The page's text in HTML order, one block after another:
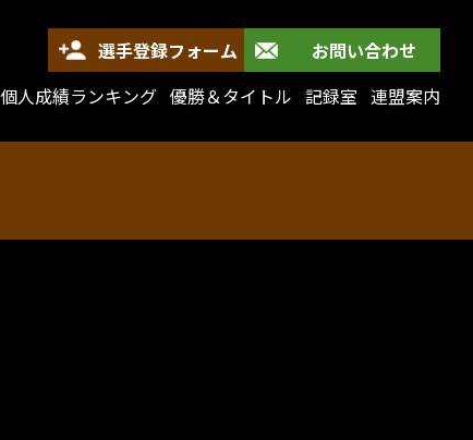
選手登録フォーム
お問い合わせ
個人成績ランキング 優勝＆タイトル 記録室 連盟案内